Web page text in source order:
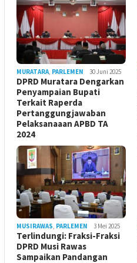
MURATARA, PARLEMEN 30 Juni 2025
DPRD Muratara Dengarkan
Penyampaian Bupati
Terkait Raperda
Pertanggungjawaban
Pelaksanaaan APBD TA
2024
MUSIRAWAS, PARLEMEN 3 Mei 2025
Terlindungi: Fraksi-Fraksi
DPRD Musi Rawas
Sampaikan Pandangan